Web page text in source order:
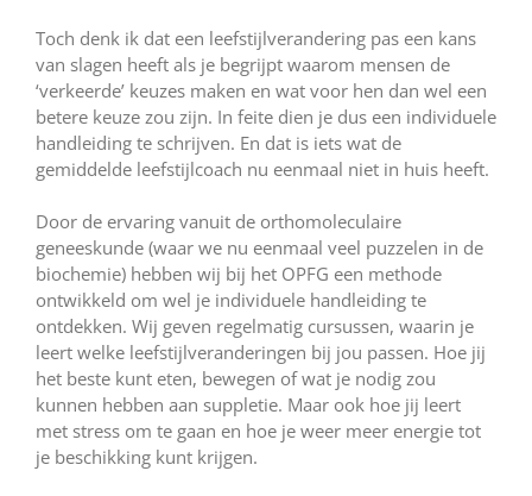
Toch denk ik dat een leefstijlverandering pas een kans
van slagen heeft als je begrijpt waarom mensen de
‘verkeerde’ keuzes maken en wat voor hen dan wel een
betere keuze zou zijn. In feite dien je dus een individuele
handleiding te schrijven. En dat is iets wat de
gemiddelde leefstijlcoach nu eenmaal niet in huis heeft.
Door de ervaring vanuit de orthomoleculaire
geneeskunde (waar we nu eenmaal veel puzzelen in de
biochemie) hebben wij bij het OPFG een methode
ontwikkeld om wel je individuele handleiding te
ontdekken. Wij geven regelmatig cursussen, waarin je
leert welke leefstijlveranderingen bij jou passen. Hoe jij
het beste kunt eten, bewegen of wat je nodig zou
kunnen hebben aan suppletie. Maar ook hoe jij leert
met stress om te gaan en hoe je weer meer energie tot
je beschikking kunt krijgen.